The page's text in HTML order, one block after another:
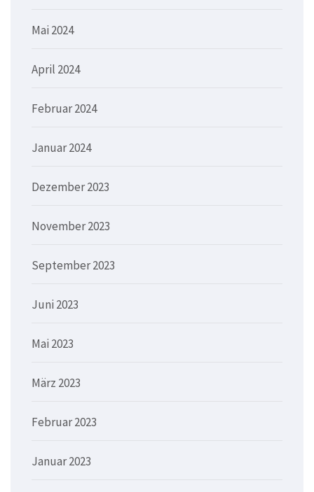
Mai 2024
April 2024
Februar 2024
Januar 2024
Dezember 2023
November 2023
September 2023
Juni 2023
Mai 2023
März 2023
Februar 2023
Januar 2023